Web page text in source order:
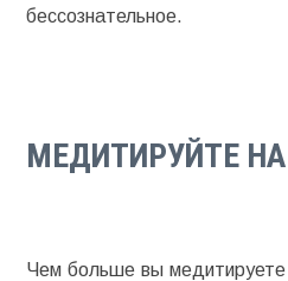
бессознательное.
МЕДИТИРУЙТЕ
Чем больше вы